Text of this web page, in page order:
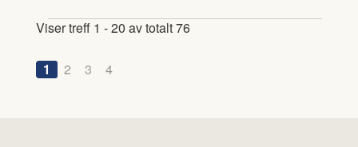
Viser treff 1 - 20 av totalt 76
1 2 3 4